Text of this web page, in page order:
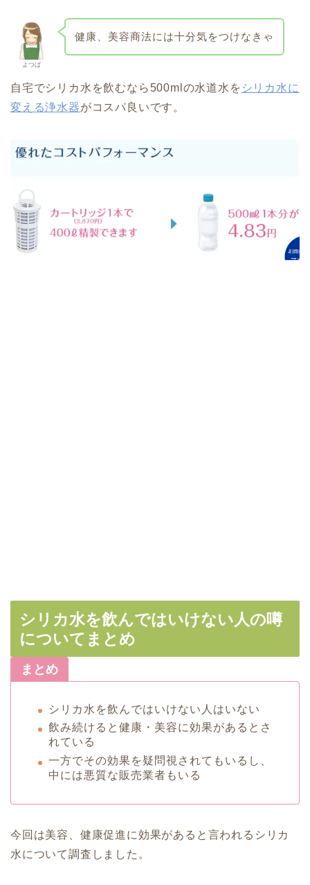
よつば
健康、美容商法には十分気をつけなきゃ
自宅でシリカ水を飲むなら500mlの水道水を シリカ水に
変える浄水器がコスパ良いです。
シリカ水を飲んではいけない人の噂
についてまとめ
まとめ
シリカ水を飲んではいけない人はいない
飲み続けると健康・美容に効果があるとさ
れている
一方でその効果を疑問視されてもいるし、
中には悪質な販売業者もいる
今回は美容、健康促進に効果があると言われるシリカ
水について調査しました。